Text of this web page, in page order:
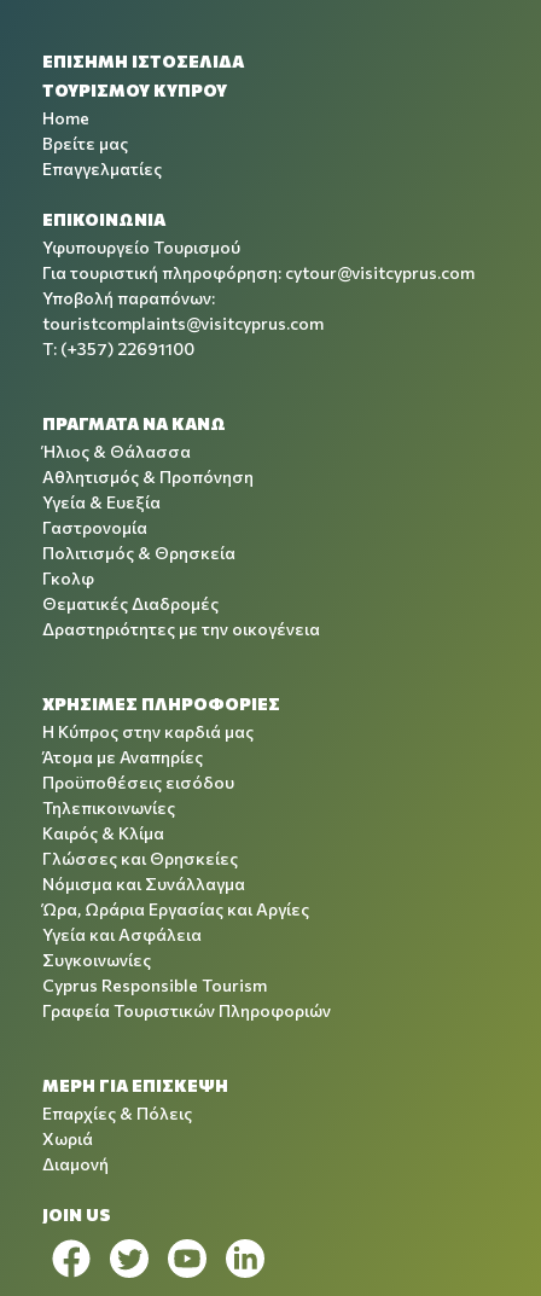
ΕΠΙΣΗΜΗ ΙΣΤΟΣΕΛΙΔΑ
ΤΟΥΡΙΣΜΟΥ ΚΥΠΡΟΥ
Home
Βρείτε μας
Επαγγελματίες
ΕΠΙΚΟΙΝΩΝΙΑ
Υφυπουργείο Τουρισμού
Για τουριστική πληροφόρηση: cytour@visitcyprus.com
Υποβολή παραπόνων:
touristcomplaints@visitcyprus.com
T: (+357) 22691100
ΠΡΑΓΜΑΤΑ ΝΑ ΚΑΝΩ
Ήλιος & Θάλασσα
Αθλητισμός & Προπόνηση
Υγεία & Ευεξία
Γαστρονομία
Πολιτισμός & Θρησκεία
Γκολφ
Θεματικές Διαδρομές
Δραστηριότητες με την οικογένεια
ΧΡΉΣΙΜΕΣ ΠΛΗΡΟΦΟΡΊΕΣ
Η Κύπρος στην καρδιά μας
Άτομα με Αναπηρίες
Προϋποθέσεις εισόδου
Τηλεπικοινωνίες
Καιρός & Κλίμα
Γλώσσες και Θρησκείες
Νόμισμα και Συνάλλαγμα
Ώρα, Ωράρια Εργασίας και Αργίες
Υγεία και Ασφάλεια
Συγκοινωνίες
Cyprus Responsible Tourism
Γραφεία Τουριστικών Πληροφοριών
ΜΕΡΗ ΓΙΑ ΕΠΙΣΚΕΨΗ
Επαρχίες & Πόλεις
Χωριά
Διαμονή
JOIN US